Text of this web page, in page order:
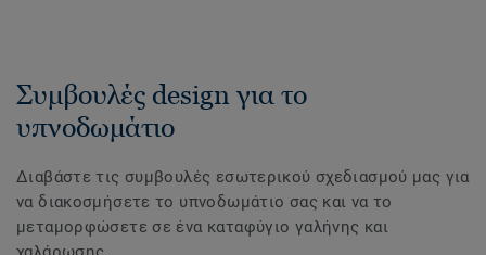
Συμβουλές design για το
υπνοδωμάτιο
Διαβάστε τις συμβουλές εσωτερικού σχεδιασμού μας για
να διακοσμήσετε το υπνοδωμάτιο σας και να το
μεταμορφώσετε σε ένα καταφύγιο γαλήνης και